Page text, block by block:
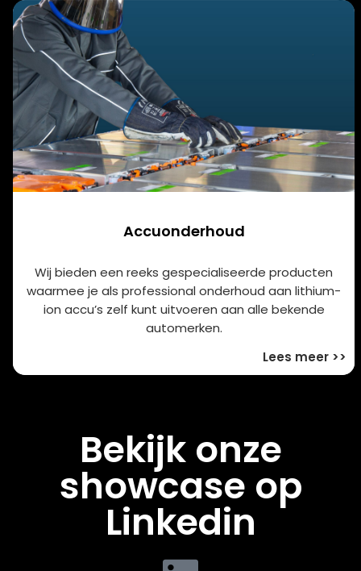
Accuonderhoud
Wij bieden een reeks gespecialiseerde producten
waarmee je als professional onderhoud aan lithium-
ion accu’s zelf kunt uitvoeren aan alle bekende
automerken.
Lees meer >>
Bekijk onze
showcase op
Linkedin